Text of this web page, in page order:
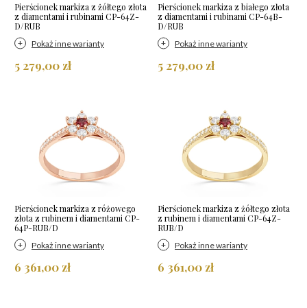
Pierścionek markiza z żółtego złota
z diamentami i rubinami CP-64Z-
D/RUB
Pokaż inne warianty
5 279,00 zł
Pierścionek markiza z białego złota
z diamentami i rubinami CP-64B-
D/RUB
Pokaż inne warianty
5 279,00 zł
Pierścionek markiza z różowego
złota z rubinem i diamentami CP-
64P-RUB/D
Pokaż inne warianty
6 361,00 zł
Pierścionek markiza z żółtego złota
z rubinem i diamentami CP-64Z-
RUB/D
Pokaż inne warianty
6 361,00 zł